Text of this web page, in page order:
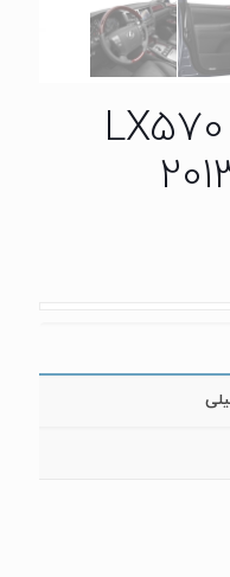
خودرو لکسوس LX570